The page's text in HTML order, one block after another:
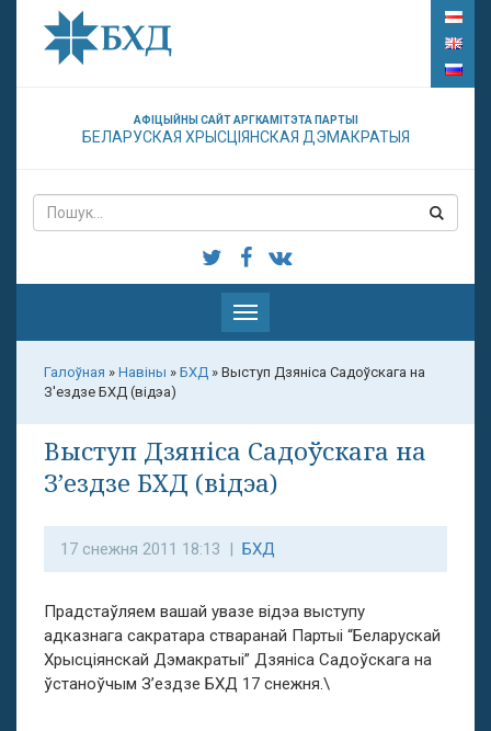
АФІЦЫЙНЫ САЙТ АРГКАМІТЭТА ПАРТЫІ
БЕЛАРУСКАЯ ХРЫСЦІЯНСКАЯ ДЭМАКРАТЫЯ
Паказаць
меню
Галоўная » Навіны » БХД » Выступ Дзяніса Садоўскага на
З'ездзе БХД (відэа)
Выступ Дзяніса Садоўскага на
З’ездзе БХД (відэа)
17 снежня 2011 18:13 | БХД
Прадстаўляем вашай увазе відэа выступу
адказнага сакратара стваранай Партыі “Беларускай
Хрысціянскай Дэмакратыі” Дзяніса Садоўскага на
ўстаноўчым З’ездзе БХД 17 снежня.\